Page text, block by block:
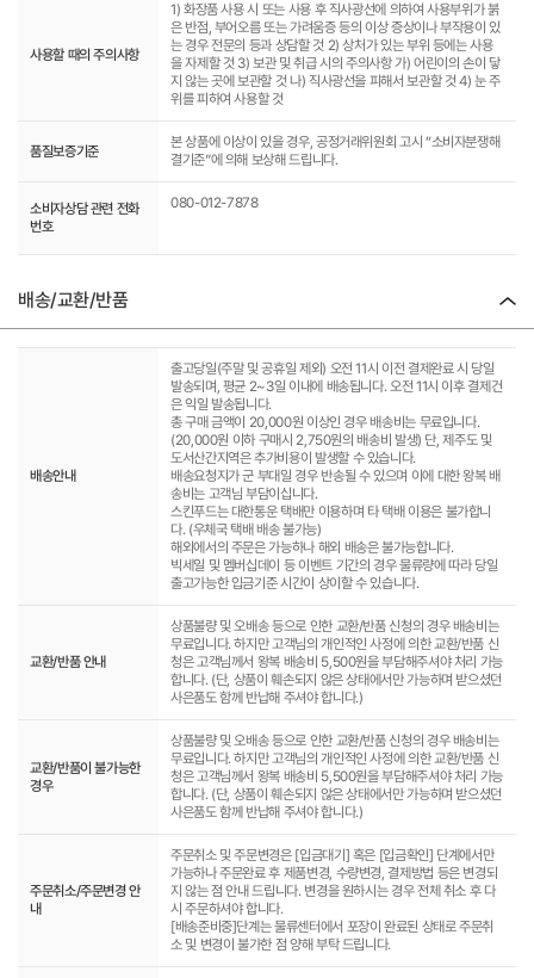
사용할 때의 주의사항
1) 화장품 사용 시 또는 사용 후 직사광선에 의하여 사용부위가 붉
은 반점, 부어오름 또는 가려움증 등의 이상 증상이나 부작용이 있
는 경우 전문의 등과 상담할 것 2) 상처가 있는 부위 등에는 사용
을 자제할 것 3) 보관 및 취급 시의 주의사항 가) 어린이의 손이 닿
지 않는 곳에 보관할 것 나) 직사광선을 피해서 보관할 것 4) 눈 주
위를 피하여 사용할 것
품질보증기준
본 상품에 이상이 있을 경우, 공정거래위원회 고시 “소비자분쟁해
결기준”에 의해 보상해 드립니다.
소비자상담 관련 전화
번호
080-012-7878
배송/교환/반품
배송안내
출고당일(주말 및 공휴일 제외) 오전 11시 이전 결제완료 시 당일
발송되며, 평균 2~3일 이내에 배송됩니다. 오전 11시 이후 결제건
은 익일 발송됩니다.
총 구매 금액이 20,000원 이상인 경우 배송비는 무료입니다.
(20,000원 이하 구매시 2,750원의 배송비 발생) 단, 제주도 및
도서산간지역은 추가비용이 발생할 수 있습니다.
배송요청지가 군 부대일 경우 반송될 수 있으며 이에 대한 왕복 배
송비는 고객님 부담이십니다.
스킨푸드는 대한통운 택배만 이용하며 타 택배 이용은 불가합니
다. (우체국 택배 배송 불가능)
해외에서의 주문은 가능하나 해외 배송은 불가능합니다.
빅세일 및 멤버십데이 등 이벤트 기간의 경우 물류량에 따라 당일
출고가능한 입금기준 시간이 상이할 수 있습니다.
교환/반품 안내
상품불량 및 오배송 등으로 인한 교환/반품 신청의 경우 배송비는
무료입니다. 하지만 고객님의 개인적인 사정에 의한 교환/반품 신
청은 고객님께서 왕복 배송비 5,500원을 부담해주셔야 처리 가능
합니다. (단, 상품이 훼손되지 않은 상태에서만 가능하며 받으셨던
사은품도 함께 반납해 주셔야 합니다.)
교환/반품이 불가능한
경우
상품불량 및 오배송 등으로 인한 교환/반품 신청의 경우 배송비는
무료입니다. 하지만 고객님의 개인적인 사정에 의한 교환/반품 신
청은 고객님께서 왕복 배송비 5,500원을 부담해주셔야 처리 가능
합니다. (단, 상품이 훼손되지 않은 상태에서만 가능하며 받으셨던
사은품도 함께 반납해 주셔야 합니다.)
주문취소/주문변경 안
내
주문취소 및 주문변경은 [입금대기] 혹은 [입금확인] 단계에서만
가능하나 주문완료 후 제품변경, 수량변경, 결제방법 등은 변경되
지 않는 점 안내 드립니다. 변경을 원하시는 경우 전체 취소 후 다
시 주문하셔야 합니다.
[배송준비중]단계는 물류센터에서 포장이 완료된 상태로 주문취
소 및 변경이 불가한 점 양해 부탁 드립니다.